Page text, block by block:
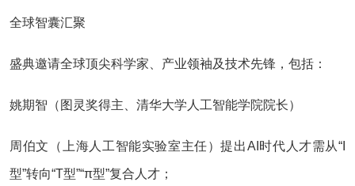
全球智囊汇聚‌
盛典邀请全球顶尖科学家、产业领袖及技术先锋，包括：
姚期智‌（图灵奖得主、清华大学人工智能学院院长）
周伯文‌（上海人工智能实验室主任）提出AI时代人才需从“I
型”转向“T型”“π型”复合人才‌；